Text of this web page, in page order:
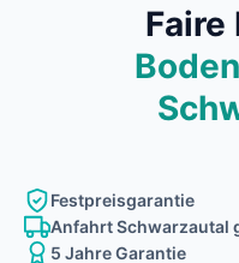
Faire
Festpreisgarantie
Anfahrt Schwarzautal
5 Jahre Garantie